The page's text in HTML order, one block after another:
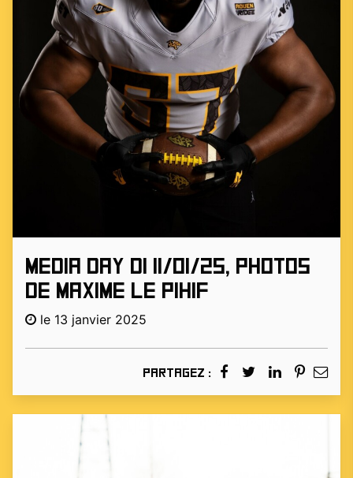
Media day D1 11/01/25, photos
de Maxime le Pihif
le 13 janvier 2025
Partagez :